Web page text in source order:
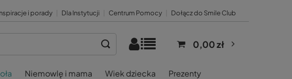
i porady Dla Instytucji Centrum Pomocy Dołącz do Smile Club
0,00 zł
Niemowlę i mama Wiek dziecka Prezenty